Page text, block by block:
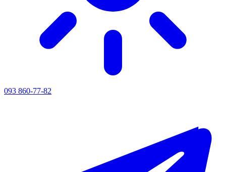
093 860-77-82